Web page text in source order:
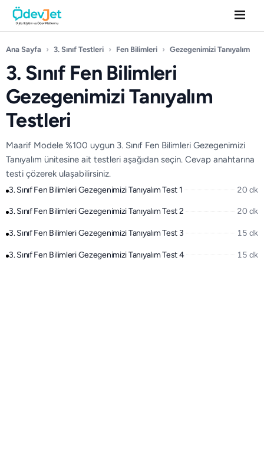
Ana Sayfa › 3. Sınıf Testleri › Fen Bilimleri › Gezegenimizi Tanıyalım
3. Sınıf Fen Bilimleri
Gezegenimizi Tanıyalım
Testleri
Maarif Modele %100 uygun 3. Sınıf Fen Bilimleri Gezegenimizi
Tanıyalım ünitesine ait testleri aşağıdan seçin. Cevap anahtarına
testi çözerek ulaşabilirsiniz.
3. Sınıf Fen Bilimleri Gezegenimizi Tanıyalım Test 1 20 dk
3. Sınıf Fen Bilimleri Gezegenimizi Tanıyalım Test 2 20 dk
3. Sınıf Fen Bilimleri Gezegenimizi Tanıyalım Test 3 15 dk
3. Sınıf Fen Bilimleri Gezegenimizi Tanıyalım Test 4 15 dk